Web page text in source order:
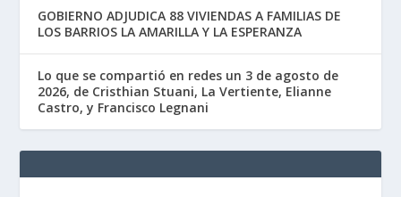
GOBIERNO ADJUDICA 88 VIVIENDAS A FAMILIAS DE
LOS BARRIOS LA AMARILLA Y LA ESPERANZA
Lo que se compartió en redes un 3 de agosto de
2026, de Cristhian Stuani, La Vertiente, Elianne
Castro, y Francisco Legnani